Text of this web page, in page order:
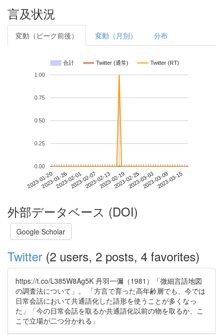
言及状況
変動（ピーク前後） 変動（月別） 分布
合計 Twitter (通常) Twitter (RT)
2023-01-202023-01-262023-02-012023-02-072023-02-132023-02-192023-02-252023-03-032023-03-092023-03-15
0.00
0.25
0.50
0.75
1.00
外部データベース (DOI)
Google Scholar
Twitter (2 users, 2 posts, 4 favorites)
https://t.co/L385W8Ag5K 丹羽一彌（1981）「微細言語地図
の調査法について」。 「方言で育った高年齢層でも、今では
日常会話において共通語化した語形を使うことが多くなっ
た」「今の日常会話を取るか共通語化以前の物を取るか、こ
こで立場が二つ分かれる」